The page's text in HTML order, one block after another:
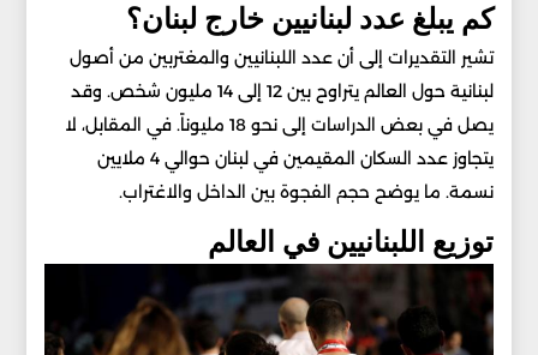
كم يبلغ عدد لبنانيين خارج لبنان؟
تشير التقديرات إلى أن عدد اللبنانيين والمغتربين من أصول
لبنانية حول العالم يتراوح بين 12 إلى 14 مليون شخص. وقد
يصل في بعض الدراسات إلى نحو 18 مليوناً. في المقابل، لا
يتجاوز عدد السكان المقيمين في لبنان حوالي 4 ملايين
نسمة. ما يوضح حجم الفجوة بين الداخل والاغتراب.
توزيع اللبنانيين في العالم